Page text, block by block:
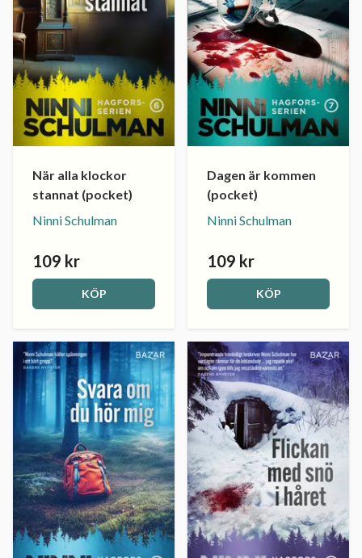
När alla klockor
stannat (pocket)
Ninni Schulman
109 kr
KÖP
Dagen är kommen
(pocket)
Ninni Schulman
109 kr
KÖP